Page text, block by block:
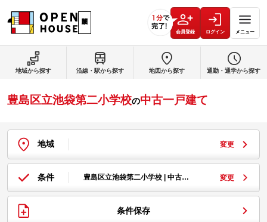
会員登録 ログイン メニュー
豊島区立池袋第二小学校の中古一戸建て
地域 変更
条件 豊島区立池袋第二小学校 | 中古… 変更
条件保存
地域から探す 沿線・駅から探す 地図から探す 通勤・通学から探す